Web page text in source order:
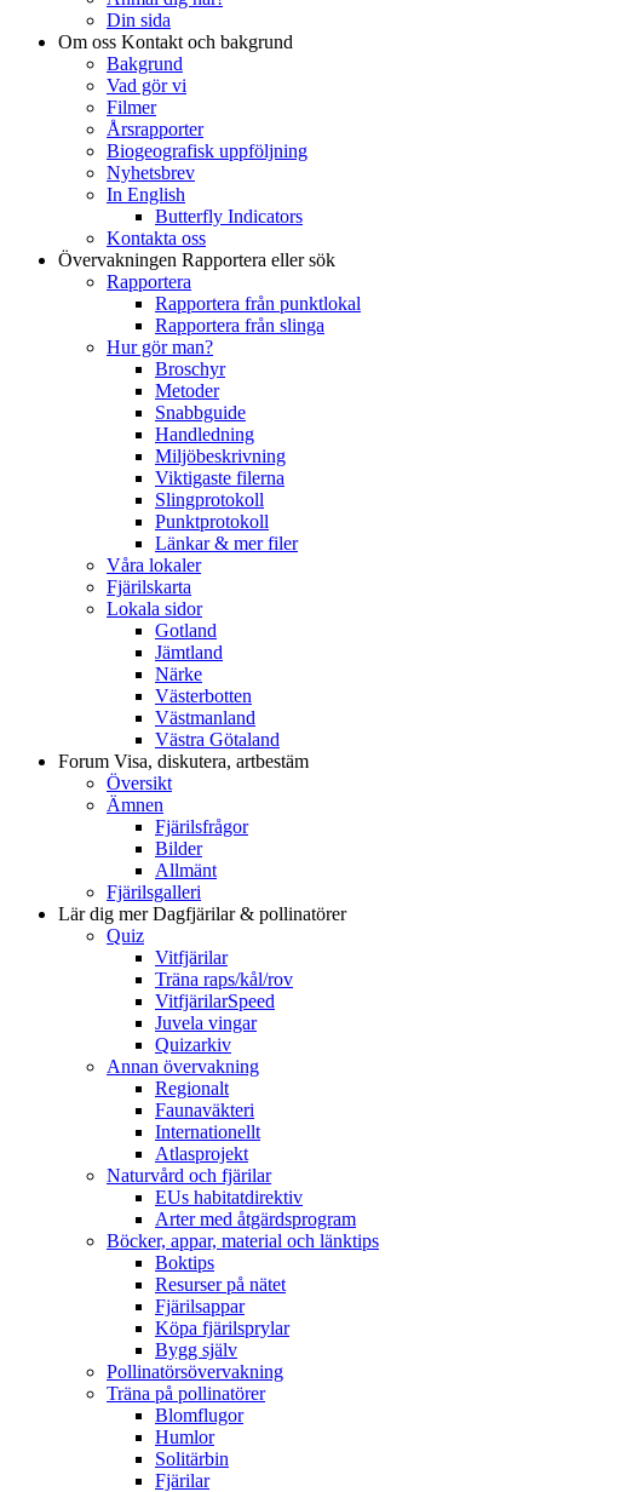
Din sida
Om oss Kontakt och bakgrund
Bakgrund
Vad gör vi
Filmer
Årsrapporter
Biogeografisk uppföljning
Nyhetsbrev
In English
Butterfly Indicators
Kontakta oss
Övervakningen Rapportera eller sök
Rapportera
Rapportera från punktlokal
Rapportera från slinga
Hur gör man?
Broschyr
Metoder
Snabbguide
Handledning
Miljöbeskrivning
Viktigaste filerna
Slingprotokoll
Punktprotokoll
Länkar & mer filer
Våra lokaler
Fjärilskarta
Lokala sidor
Gotland
Jämtland
Närke
Västerbotten
Västmanland
Västra Götaland
Forum Visa, diskutera, artbestäm
Översikt
Ämnen
Fjärilsfrågor
Bilder
Allmänt
Fjärilsgalleri
Lär dig merDagfjärilar & pollinatörer
Quiz
Vitfjärilar
Träna raps/kål/rov
VitfjärilarSpeed
Juvela vingar
Quizarkiv
Annan övervakning
Regionalt
Faunaväkteri
Internationellt
Atlasprojekt
Naturvård och fjärilar
EUs habitatdirektiv
Arter med åtgärdsprogram
Böcker, appar, material och länktips
Boktips
Resurser på nätet
Fjärilsappar
Köpa fjärilsprylar
Bygg själv
Pollinatörsövervakning
Träna på pollinatörer
Blomflugor
Humlor
Solitärbin
Fjärilar